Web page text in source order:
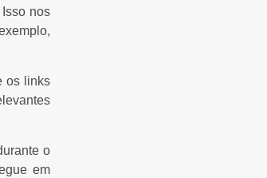
nos
os links
o
em